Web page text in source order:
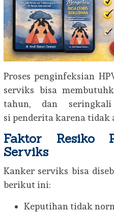
Proses penginfeksian
serviks bisa
tahun, dan
si penderita karena tidak
Faktor Resiko
Serviks
Kanker serviks bisa
berikut ini:
Keputihan tidak